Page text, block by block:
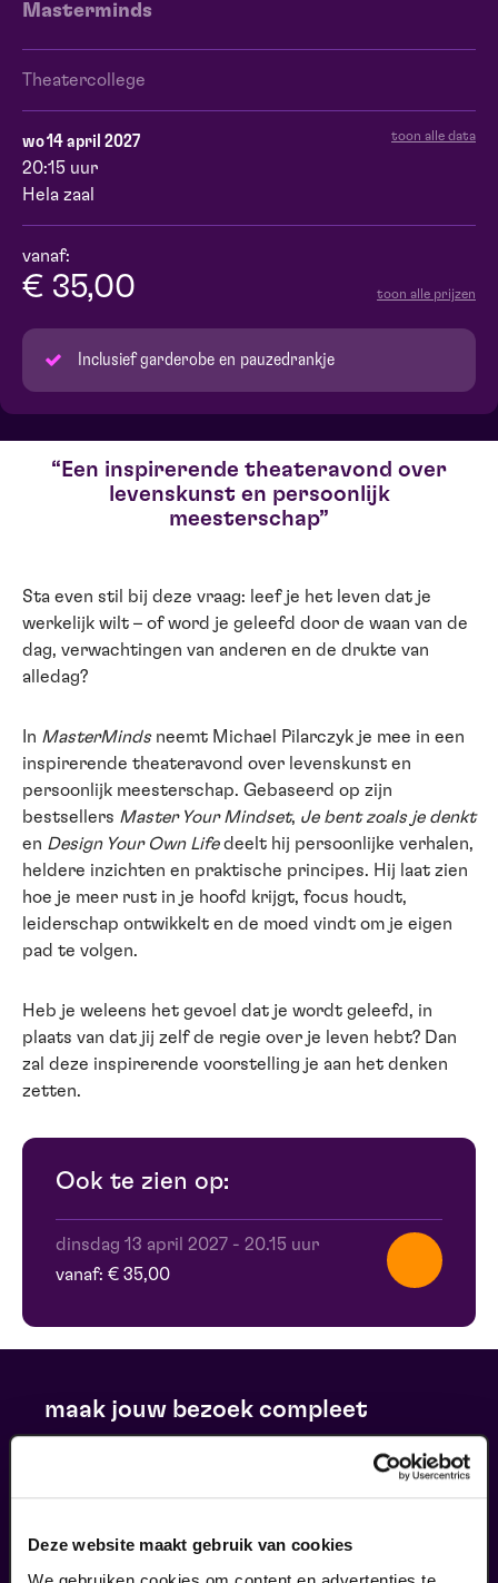
Deze website maakt gebruik van cookies
Masterminds
Theatercollege
wo 14 april 2027 toon alle data
20:15 uur
Hela zaal
vanaf:
€ 35,00 toon alle prijzen
Inclusief garderobe en pauzedrankje
Een inspirerende theateravond over
levenskunst en persoonlijk
meesterschap
Sta even stil bij deze vraag: leef je het leven dat je
werkelijk wilt – of word je geleefd door de waan van de
dag, verwachtingen van anderen en de drukte van
alledag?
In MasterMindsneemt Michael Pilarczyk je mee in een
inspirerende theateravond over levenskunst en
persoonlijk meesterschap. Gebaseerd op zijn
bestsellers Master Your Mindset, Je bent zoals je denkt
en Design Your Own Lifedeelt hij persoonlijke verhalen,
heldere inzichten en praktische principes. Hij laat zien
hoe je meer rust in je hoofd krijgt, focus houdt,
leiderschap ontwikkelt en de moed vindt om je eigen
pad te volgen.
Heb je weleens het gevoel dat je wordt geleefd, in
plaats van dat jij zelf de regie over je leven hebt? Dan
zal deze inspirerende voorstelling je aan het denken
zetten.
Ook te zien op:
dinsdag 13 april 2027 - 20.15 uur
vanaf: € 35,00
maak jouw bezoek compleet